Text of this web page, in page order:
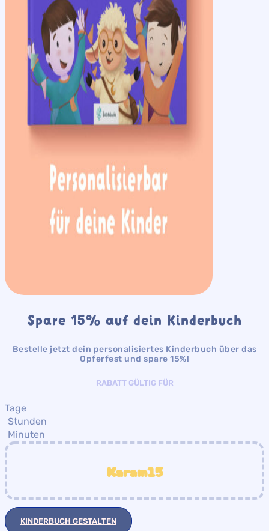
Spare 15% auf dein Kinderbuch
Bestelle jetzt dein personalisiertes Kinderbuch über das
Opferfest und spare 15%!
RABATT GÜLTIG FÜR
Tage
Stunden
Minuten
Karam15
KINDERBUCH GESTALTEN